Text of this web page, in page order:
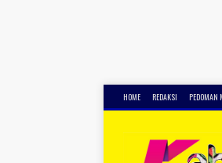
HOME REDAKSI PEDOMAN